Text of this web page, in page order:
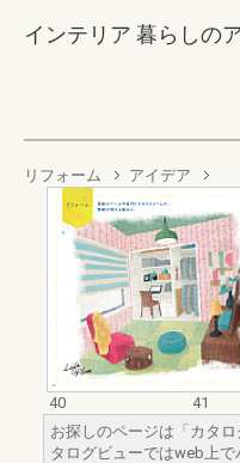
インテリア 暮らしの
リフォーム アイデア
40
41
お探しのページは「カタ
タログビューではweb上